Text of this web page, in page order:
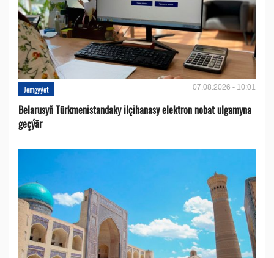
Jemgyýet 07.08.2026 - 10:01
Belarusyň Türkmenistandaky ilçihanasy elektron nobat ulgamyna
geçýär